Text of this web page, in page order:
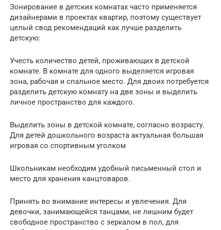
Зонирование в детских комнатах часто применяется
дизайнерами в проектах квартир, поэтому существует
целый свод рекомендаций как лучше разделить
детскую:
Учесть количество детей, проживающих в детской
комнате. В комнате для одного выделяется игровая
зона, рабочая и спальное место. Для двоих потребуется
разделить детскую комнату на две зоны и выделить
личное пространство для каждого.
Выделить зоны в детской комнате, согласно возрасту.
Для детей дошкольного возраста актуальная большая
игровая со спортивным уголком
Школьникам необходим удобный письменный стол и
место для хранения канцтоваров.
Принять во внимание интересы и увлечения. Для
девочки, занимающейся танцами, не лишним будет
свободное пространство с зеркалом в пол, для